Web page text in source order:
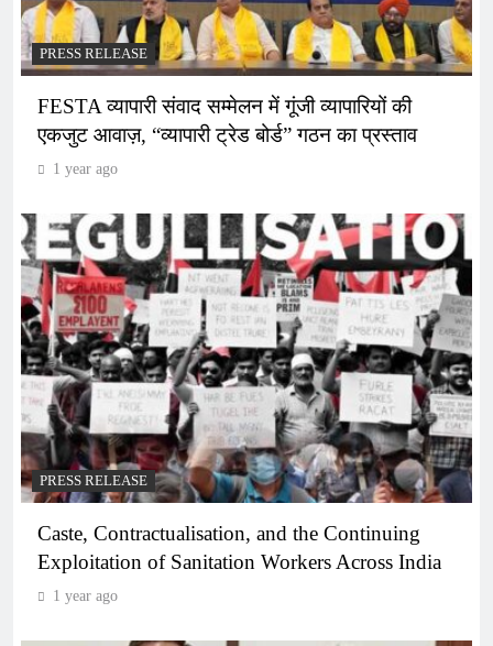
PRESS RELEASE
FESTA व्यापारी संवाद सम्मेलन में गूंजी व्यापारियों की
एकजुट आवाज़, “व्यापारी ट्रेड बोर्ड” गठन का प्रस्ताव
1 year ago
PRESS RELEASE
Caste, Contractualisation, and the Continuing
Exploitation of Sanitation Workers Across India
1 year ago